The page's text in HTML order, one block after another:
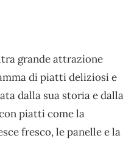
grande attrazione
di piatti deliziosi e
dalla sua storia e dalla
piatti come la
fresco, le panelle e la